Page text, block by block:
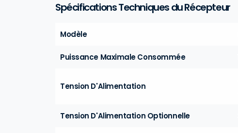
Spécifications Techniques du Récepteur
Modèle
Puissance Maximale Consommée
Tension D'Alimentation
Tension D'Alimentation Optionnelle